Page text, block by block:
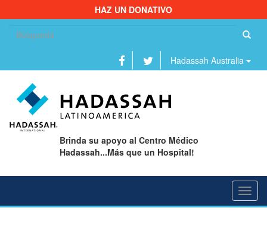
HAZ UN DONATIVO
Hadassah Australia
Brinda su apoyo al Centro Médico
Hadassah...Más que un Hospital!